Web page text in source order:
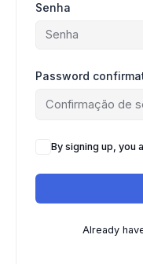
Senha
Password
By signing up, you
Already